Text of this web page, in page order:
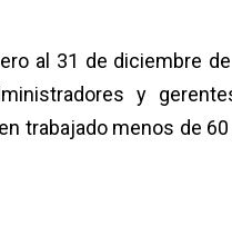
al 31 de diciembre
y
trabajado menos de